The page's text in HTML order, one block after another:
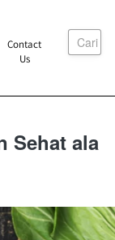
`
Contact
Us
Cari
Sehat ala